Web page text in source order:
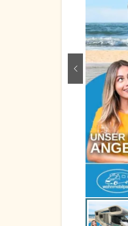
zurück